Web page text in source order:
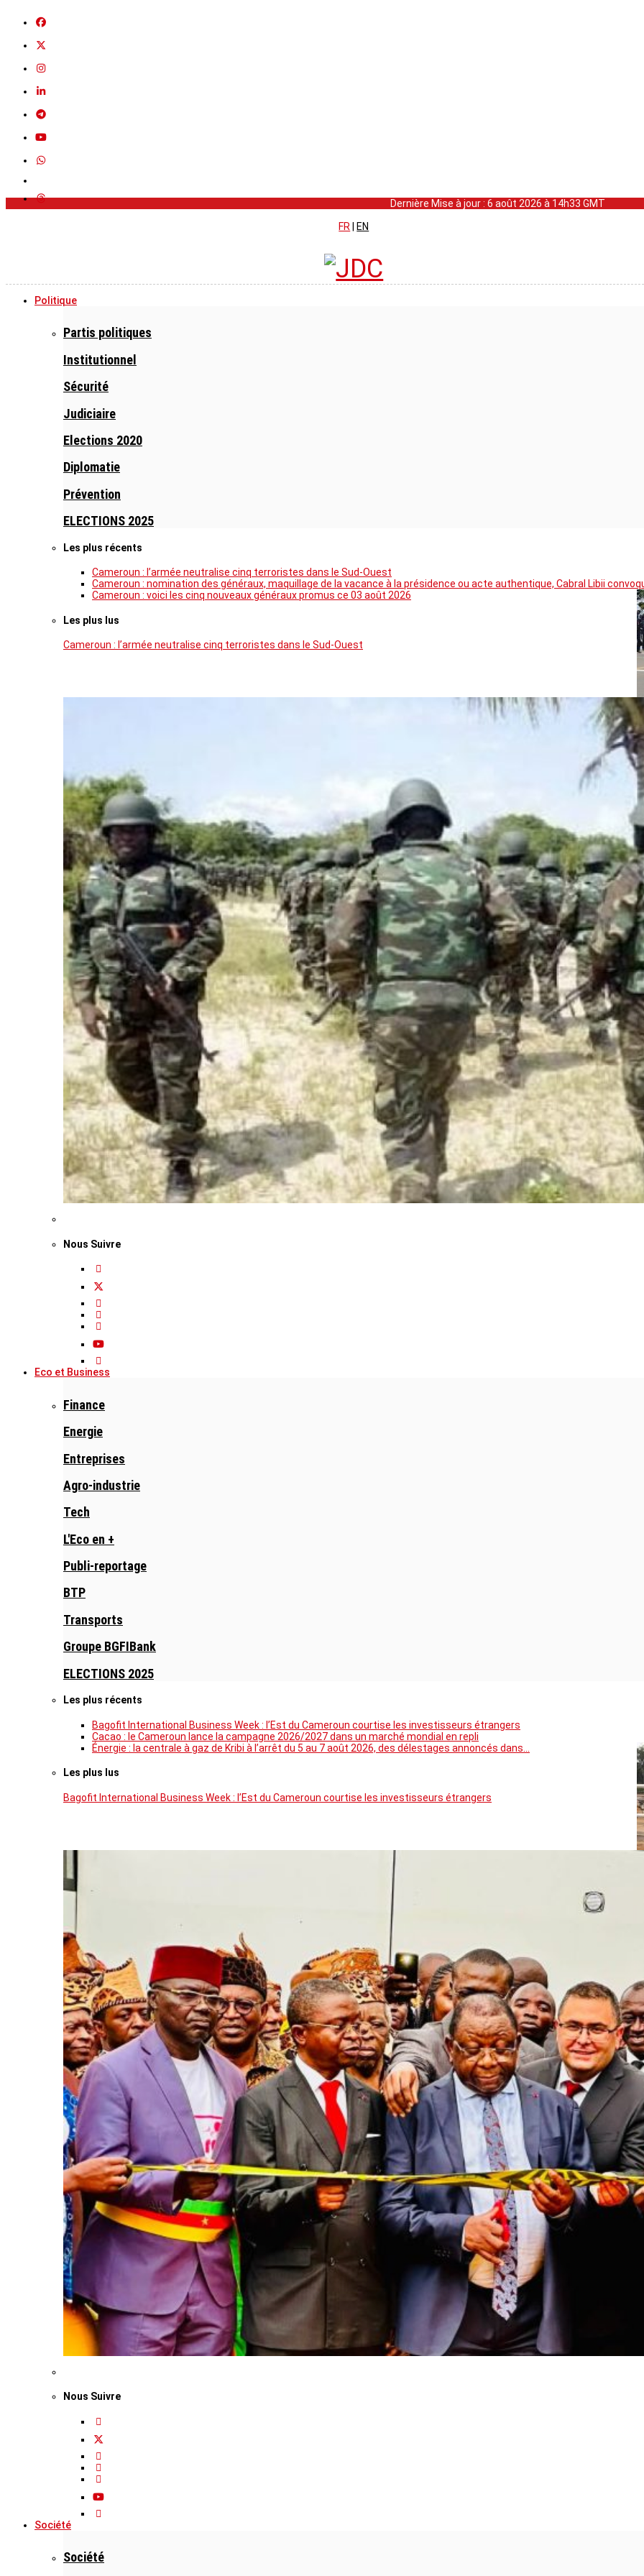
Dernière Mise à jour : 6 août 2026 à 14h33 GMT
FR
EN
Politique
Partis politiques
Institutionnel
Sécurité
Judiciaire
Elections 2020
Diplomatie
Prévention
ELECTIONS 2025
Les plus récents
Cameroun : l’armée neutralise cinq terroristes dans le Sud-Ouest
Cameroun : nomination des généraux, maquillage de la vacance à la présidence ou acte authentique, Cabral Libii
Cameroun : voici les cinq nouveaux généraux promus ce 03 août 2026
Les plus lus
Cameroun : l’armée neutralise cinq terroristes dans le Sud-Ouest
Nous Suivre
Eco et Business
Finance
Energie
Entreprises
Agro-industrie
Tech
L'Eco en +
Publi-reportage
BTP
Transports
Groupe BGFIBank
ELECTIONS 2025
Les plus récents
Bagofit International Business Week : l’Est du Cameroun courtise les investisseurs étrangers
Cacao : le Cameroun lance la campagne 2026/2027 dans un marché mondial en repli
Énergie : la centrale à gaz de Kribi à l’arrêt du 5 au 7 août 2026, des délestages annoncés dans…
Les plus lus
Bagofit International Business Week : l’Est du Cameroun courtise les investisseurs étrangers
Nous Suivre
Société
Société